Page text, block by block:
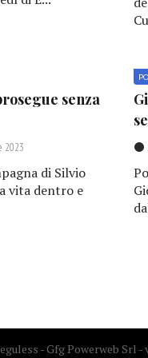
senza
2023
di Silvio
vita dentro e
- Gfg Powerweb Srl